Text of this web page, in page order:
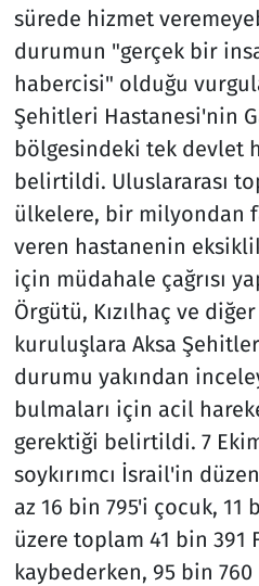
sürede hizmet
durumun "gerçek bir
habercisi" olduğu
Şehitleri Hastanesi'nin
bölgesindeki tek devlet
belirtildi. Uluslararası
ülkelere, bir milyondan
veren hastanenin
için müdahale çağrısı
Örgütü, Kızılhaç ve
kuruluşlara Aksa
durumu yakından
bulmaları için acil
gerektiği belirtildi. 7
soykırımcı İsrail'in
az 16 bin 795'i çocuk, 11
üzere toplam 41 bin 391
kaybederken, 95 bin